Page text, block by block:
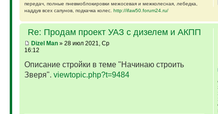
передач, полные пневмоблокировки межосевая и межколесная, лебедка,
наддув всех сапунов, подкачка колес. http://ifaw50.forum24.ru/
Re: Продам проект УАЗ с дизелем и АКПП
Dizel Man» 28 июл 2021, Ср
16:12
Описание стройки в теме "Начинаю строить
Зверя". viewtopic.php?t=9484